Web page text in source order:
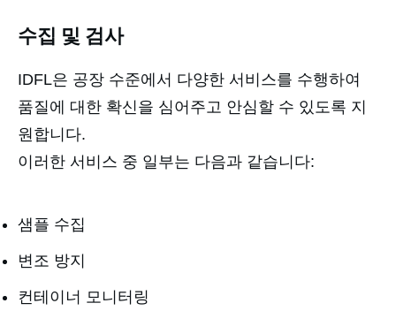
수집 및 검사
IDFL은 공장 수준에서 다양한 서비스를 수행하여
품질에 대한 확신을 심어주고 안심할 수 있도록 지
원합니다.
이러한 서비스 중 일부는 다음과 같습니다:
샘플 수집
변조 방지
컨테이너 모니터링